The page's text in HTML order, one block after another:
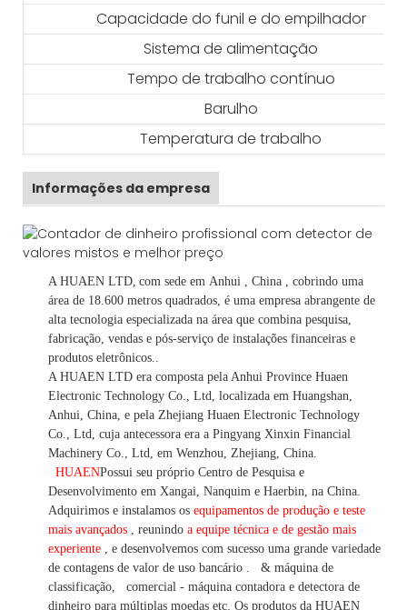
Capacidade do funil e do empilhador
Sistema de alimentação
Tempo de trabalho contínuo
Barulho
Temperatura de trabalho
Informações da empresa
A HUAEN LTD, com sede em Anhui , China
, cobrindo uma
área de 18.600 metros quadrados, é uma empresa abrangente de
alta tecnologia especializada na área que combina pesquisa,
fabricação, vendas e pós-serviço de instalações financeiras e
produtos eletrônicos.
A HUAEN LTD era composta pela Anhui Province Huaen
Electronic Technology Co., Ltd, localizada em Huangshan,
Anhui, China, e pela Zhejiang Huaen Electronic Technology
Co., Ltd, cuja antecessora era a Pingyang Xinxin Financial
Machinery Co., Ltd, em Wenzhou, Zhejiang, China.
HUAENPossui seu próprio Centro de Pesquisa e
Desenvolvimento em Xangai, Nanquim e Haerbin, na China.
Adquirimos e instalamos os equipamentos de produção e teste
mais avançados , reunindo a equipe técnica e de gestão mais
experiente
e desenvolvemos com sucesso uma grande variedade
de contagens de valor de uso bancário
& máquina de
classificação,
comercial - máquina contadora e detectora de
dinheiro para múltiplas moedas etc. Os produtos da HUAEN